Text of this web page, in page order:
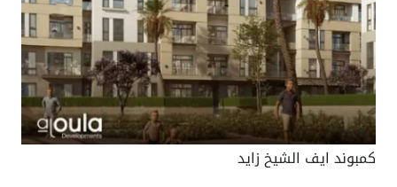
كمبوند ايف الشيخ زايد